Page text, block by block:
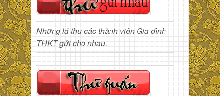
Những lá thư các thành viên Gia đình
THKT gửi cho nhau.